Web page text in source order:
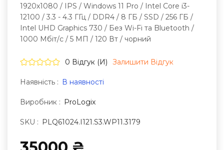
1920х1080 / IPS / Windows 11 Pro / Intel Core i3-
12100 / 3.3 - 4.3 ГГц / DDR4 / 8 ГБ / SSD / 256 ГБ /
Intel UHD Graphics 730 / Без Wi-Fi та Bluetooth /
1000 Мбіт/с / 5 МП / 120 Вт / чорний
0 Відгук (и) Залишити Вiдгук
Наявність : В наявності
Виробник : ProLogix
SKU : PLQ61024.I121.S3.WP11.3179